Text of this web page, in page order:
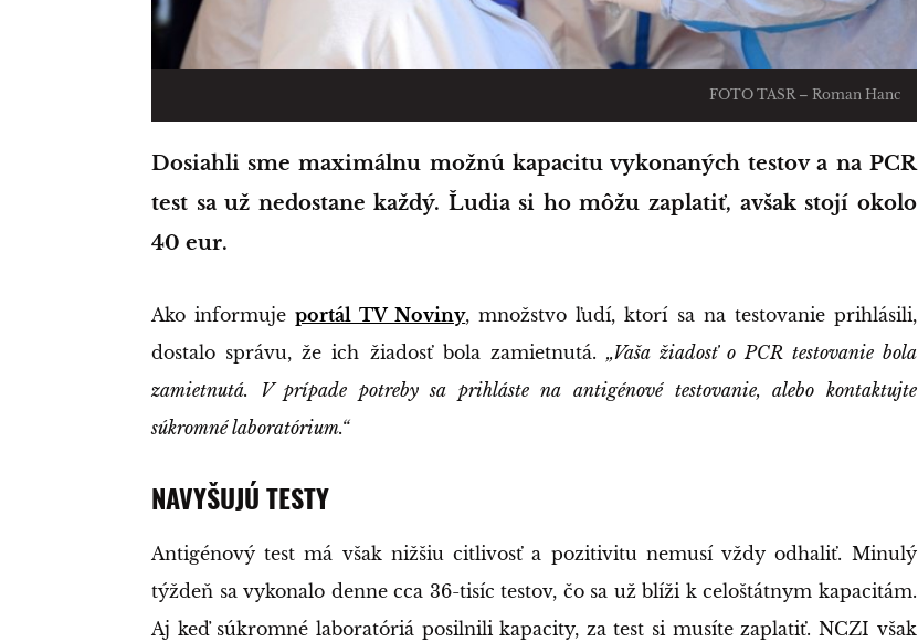
FOTO TASR – Roman Hanc
Dosiahli sme maximálnu možnú kapacitu vykonaných testov a na PCR
test sa už nedostane každý. Ľudia si ho môžu zaplatiť, avšak stojí okolo
40 eur.
Ako informujeportál TV Noviny, množstvo ľudí, ktorí sa na testovanie prihlásili,
dostalo správu, že ich žiadosť bola zamietnutá. „Vaša žiadosť o PCR testovanie bola
zamietnutá. V prípade potreby sa prihláste na antigénové testovanie, alebo kontaktujte
súkromné laboratórium.“
NAVYŠUJÚ TESTY
Antigénový test má však nižšiu citlivosť a pozitivitu nemusí vždy odhaliť. Minulý
týždeň sa vykonalo denne cca 36-tisíc testov, čo sa už blíži k celoštátnym kapacitám.
Aj keď súkromné laboratóriá posilnili kapacity, za test si musíte zaplatiť. NCZI však